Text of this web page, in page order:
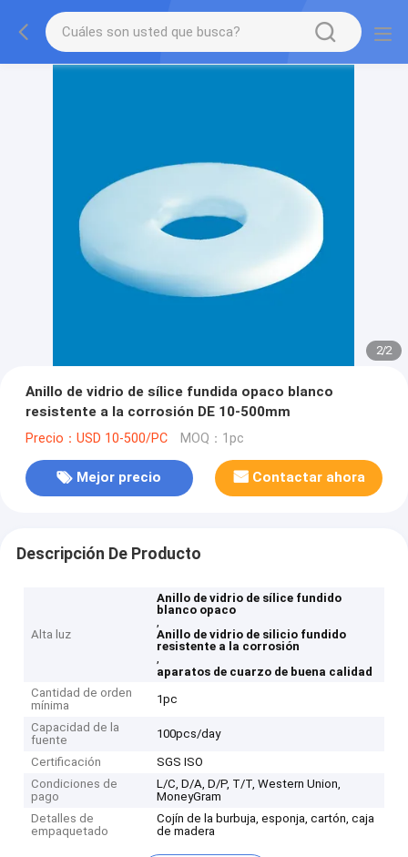
2/2
Anillo de vidrio de sílice fundida opaco blanco
resistente a la corrosión DE 10-500mm
Precio：USD 10-500/PC MOQ：1pc
Mejor precio Contactar ahora
Descripción De Producto
Alta luz
Anillo de vidrio de sílice fundido
blanco opaco
,
Anillo de vidrio de silicio fundido
resistente a la corrosión
,
aparatos de cuarzo de buena calidad
Cantidad de orden
mínima
1pc
Capacidad de la
fuente
100pcs/day
Certificación
SGS ISO
Condiciones de
pago
L/C, D/A, D/P, T/T, Western Union,
MoneyGram
Detalles de
empaquetado
Cojín de la burbuja, esponja, cartón, caja
de madera